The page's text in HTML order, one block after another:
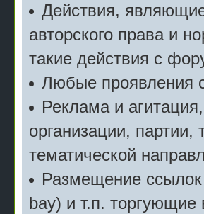
Действия,
авторского права и
такие действия с
Любые проявления
Реклама и
организации, партии,
тематической
Размещение
bay) и т.п.